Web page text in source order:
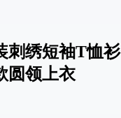
刺绣短袖T恤衫
圆领上衣